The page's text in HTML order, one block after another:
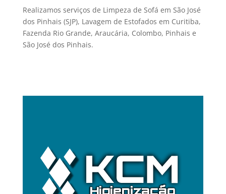
Realizamos serviços de Limpeza de Sofá em São José
dos Pinhais (SJP), Lavagem de Estofados em Curitiba,
Fazenda Rio Grande, Araucária, Colombo, Pinhais e
São José dos Pinhais.